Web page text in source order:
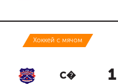
Хоккей с мячом
С� 1